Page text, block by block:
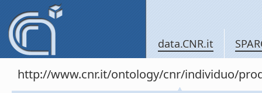
data.CNR.it
http://www.cnr.it/ontology/cnr/individuo/